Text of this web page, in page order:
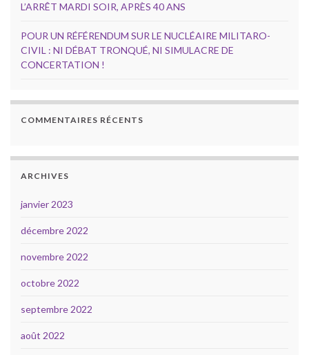
L’ARRÊT MARDI SOIR, APRÈS 40 ANS
POUR UN RÉFÉRENDUM SUR LE NUCLÉAIRE MILITARO-
CIVIL : NI DÉBAT TRONQUÉ, NI SIMULACRE DE
CONCERTATION !
COMMENTAIRES RÉCENTS
ARCHIVES
janvier 2023
décembre 2022
novembre 2022
octobre 2022
septembre 2022
août 2022